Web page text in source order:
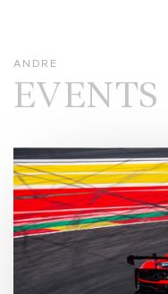
ANDRE
EVENTS